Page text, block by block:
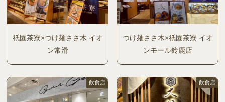
祇園茶寮×つけ麺ささ木 イオ
ン常滑
つけ麺ささ木×祇園茶寮 イオ
ンモール鈴鹿店
飲食店 飲食店